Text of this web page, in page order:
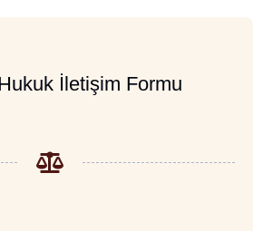
İletişim Formu